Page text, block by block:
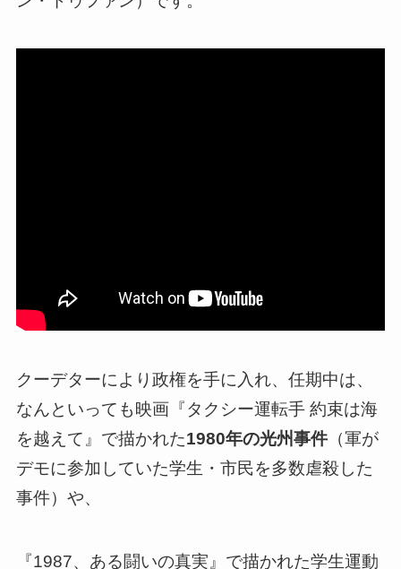
クーデターにより政権を手に入れ、任期中は、
なんといっても映画『タクシー運転手 約束は海
を越えて』で描かれた1980年の光州事件（軍が
デモに参加していた学生・市民を多数虐殺した
事件）や、
『1987、ある闘いの真実』で描かれた学生運動